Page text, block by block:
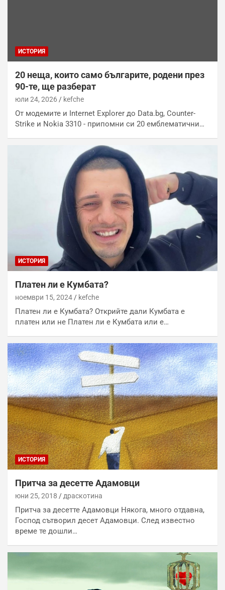
ИСТОРИЯ
20 неща, които само българите, родени през
90-те, ще разберат
юли 24, 2026 kefche
От модемите и Internet Explorer до Data.bg, Counter-
Strike и Nokia 3310 - припомни си 20 емблематични…
ИСТОРИЯ
Платен ли е Кумбата?
ноември 15, 2024 kefche
Платен ли е Кумбата? Открийте дали Кумбата е
платен или не Платен ли е Кумбата или е…
ИСТОРИЯ
Притча за десетте Адамовци
юни 25, 2018 драскотина
Притча за десетте Адамовци Някога, много отдавна,
Господ сътворил десет Адамовци. След известно
време те дошли…